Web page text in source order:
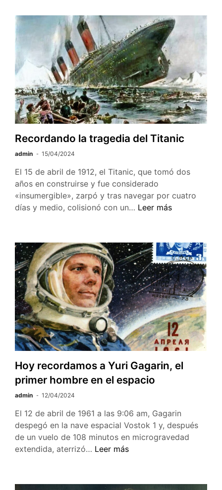
Día
del
Libro
Recordando la tragedia del Titanic
admin 15/04/2024
El 15 de abril de 1912, el Titanic, que tomó dos
años en construirse y fue considerado
«insumergible», zarpó y tras navegar por cuatro
días y medio, colisionó con un… Recordando
del
Titanic
Leer más
Hoy recordamos a Yuri Gagarin, el
primer hombre en el espacio
admin 12/04/2024
El 12 de abril de 1961 a las 9:06 am, Gagarin
despegó en la nave espacial Vostok 1 y, después
de un vuelo de 108 minutos en microgravedad
extendida, aterrizó… Hoy
Yuri
Leer más